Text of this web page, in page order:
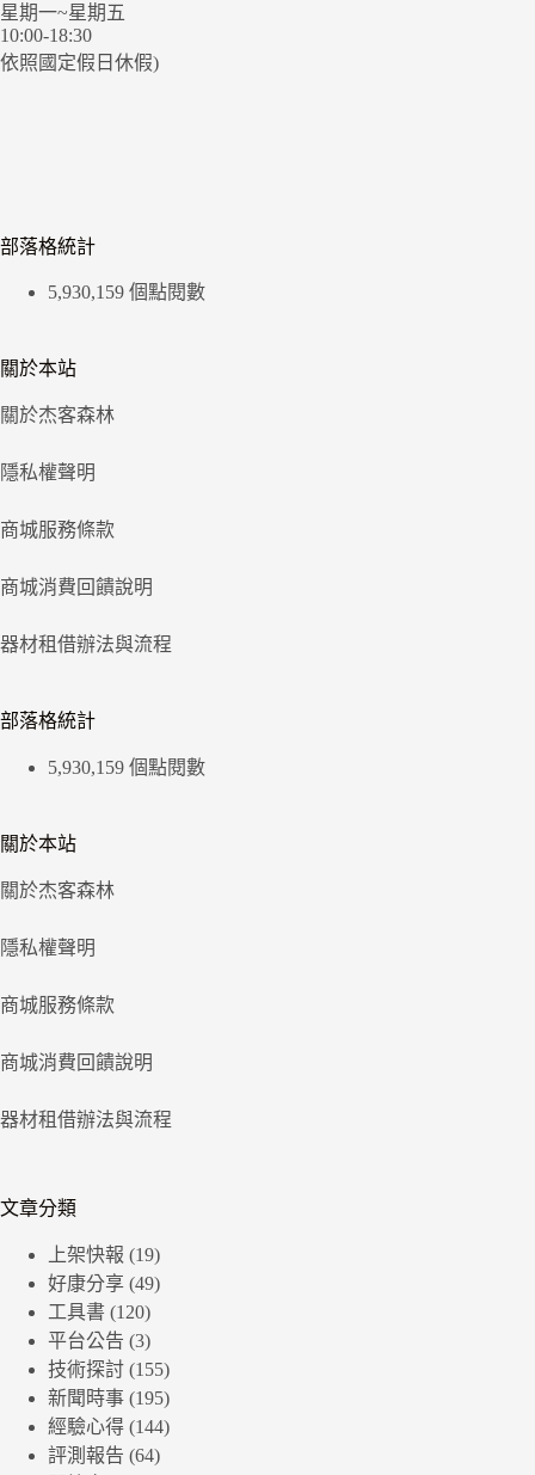
星期一~星期五
10:00-18:30
依照國定假日休假)
部落格統計
5,930,159 個點閱數
關於本站
關於杰客森林
隱私權聲明
商城服務條款
商城消費回饋說明
器材租借辦法與流程
部落格統計
5,930,159 個點閱數
關於本站
關於杰客森林
隱私權聲明
商城服務條款
商城消費回饋說明
器材租借辦法與流程
文章分類
上架快報 (19)
好康分享 (49)
工具書 (120)
平台公告 (3)
技術探討 (155)
新聞時事 (195)
經驗心得 (144)
評測報告 (64)